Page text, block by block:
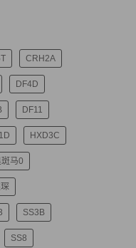
CRH2A
DF4D
DF11
HXD3C
斑马0
琛
SS3B
SS8